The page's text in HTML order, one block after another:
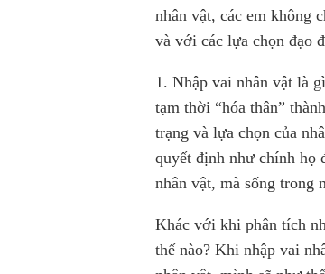
nhân vật, các em không
và với các lựa chọn đạo
1. Nhập vai nhân vật là
tạm thời “hóa thân”
trạng và lựa chọn của
quyết định như chính họ
nhân vật, mà sống trong
Khác với khi phân tích
thế nào? Khi nhập vai